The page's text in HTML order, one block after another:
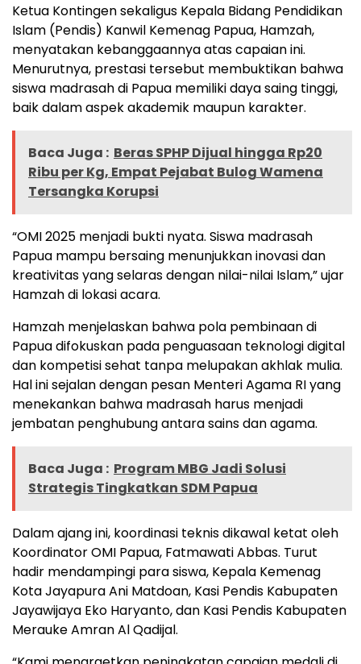
Ketua Kontingen sekaligus Kepala Bidang Pendidikan
Islam (Pendis) Kanwil Kemenag Papua, Hamzah,
menyatakan kebanggaannya atas capaian ini.
Menurutnya, prestasi tersebut membuktikan bahwa
siswa madrasah di Papua memiliki daya saing tinggi,
baik dalam aspek akademik maupun karakter.
Baca Juga : Beras SPHP Dijual hingga Rp20
Ribu per Kg, Empat Pejabat Bulog Wamena
Tersangka Korupsi
“OMI 2025 menjadi bukti nyata. Siswa madrasah
Papua mampu bersaing menunjukkan inovasi dan
kreativitas yang selaras dengan nilai-nilai Islam,” ujar
Hamzah di lokasi acara.
Hamzah menjelaskan bahwa pola pembinaan di
Papua difokuskan pada penguasaan teknologi digital
dan kompetisi sehat tanpa melupakan akhlak mulia.
Hal ini sejalan dengan pesan Menteri Agama RI yang
menekankan bahwa madrasah harus menjadi
jembatan penghubung antara sains dan agama.
Baca Juga : Program MBG Jadi Solusi
Strategis Tingkatkan SDM Papua
Dalam ajang ini, koordinasi teknis dikawal ketat oleh
Koordinator OMI Papua, Fatmawati Abbas. Turut
hadir mendampingi para siswa, Kepala Kemenag
Kota Jayapura Ani Matdoan, Kasi Pendis Kabupaten
Jayawijaya Eko Haryanto, dan Kasi Pendis Kabupaten
Merauke Amran Al Qadijal.